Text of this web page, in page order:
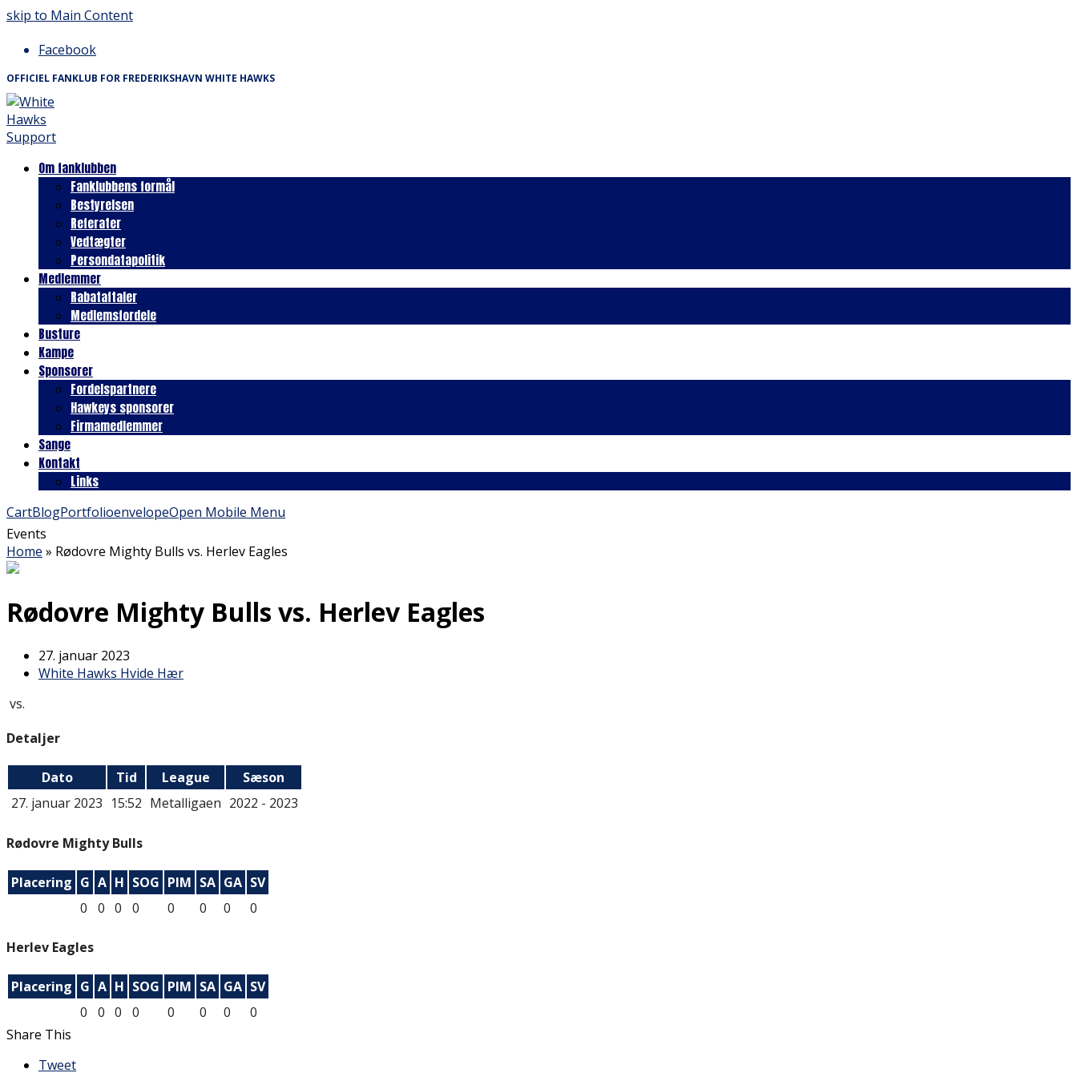
skip to Main Content
Facebook
OFFICIEL FANKLUB FOR FREDERIKSHAVN WHITE HAWKS
Om fanklubben
Fanklubbens formål
Bestyrelsen
Referater
Vedtægter
Persondatapolitik
Medlemmer
Rabataftaler
Medlemsfordele
Busture
Kampe
Sponsorer
Fordelspartnere
Hawkeys sponsorer
Firmamedlemmer
Sange
Kontakt
Links
CartBlogPortfolioenvelopeOpen Mobile Menu
Events
Home » Rødovre Mighty Bulls vs. Herlev Eagles
Rødovre Mighty Bulls vs. Herlev Eagles
27. januar 2023
White Hawks Hvide Hær
vs.
Detaljer
Dato Tid League
Sæson
27. januar 2023 15:52 Metalligaen 2022 - 2023
Rødovre Mighty Bulls
Placering G A H SOG PIM SA GA SV
0
0 0 0 0 0 0 0
Herlev Eagles
Placering G A H SOG PIM SA GA SV
0
0 0 0 0 0 0
0
Share This
Tweet